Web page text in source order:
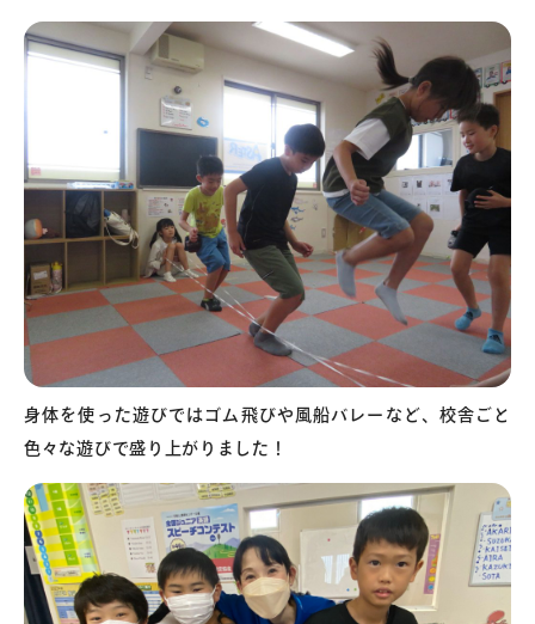
身体を使った遊びではゴム飛びや風船バレーなど、校舎ごと
色々な遊びで盛り上がりました！